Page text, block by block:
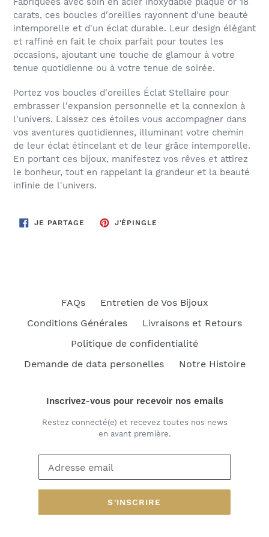
carats, ces boucles d'oreilles rayonnent d'une beauté
intemporelle et d'un éclat durable. Leur design élégant
et raffiné en fait le choix parfait pour toutes les
occasions, ajoutant une touche de glamour à votre
tenue quotidienne ou à votre tenue de soirée.
Portez vos boucles d'oreilles Éclat Stellaire pour
embrasser l'expansion personnelle et la connexion à
l'univers. Laissez ces étoiles vous accompagner dans
vos aventures quotidiennes, illuminant votre chemin
de leur éclat étincelant et de leur grâce intemporelle.
En portant ces bijoux, manifestez vos rêves et attirez
le bonheur, tout en rappelant la grandeur et la beauté
infinie de l'univers.
JE PARTAGE PARTAGER
SUR
J'ÉPINGLE
FAQs
Entretien de Vos Bijoux
Conditions Générales
Livraisons et Retours
Politique de confidentialité
Demande de data personelles
Notre Histoire
Inscrivez-vous pour recevoir nos emails
Restez connecté(e) et recevez toutes nos news
en avant première.
S'INSCRIRE